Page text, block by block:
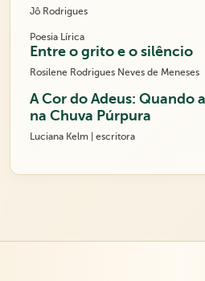
Jô Rodrigues
Poesia Lírica
Entre o grito e o silêncio
Rosilene Rodrigues Neves de Meneses
A Cor do Adeus: Quando
na Chuva Púrpura
Luciana Kelm | escritora